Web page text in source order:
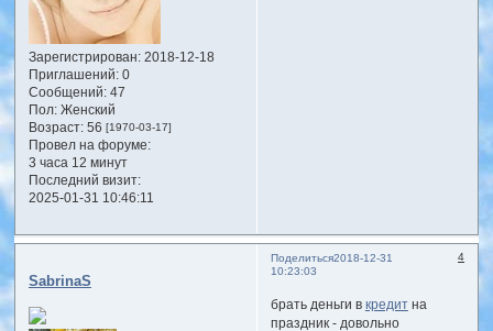
Зарегистрирован: 2018-12-18
Приглашений:0
Сообщений:47
Пол:Женский
Возраст:56 [1970-03-17]
Провел на форуме:
3 часа 12 минут
Последний визит:
2025-01-31 10:46:11
Поделиться 4
2018-12-31
10:23:03
SabrinaS
брать деньги в кредитна
праздник - довольно